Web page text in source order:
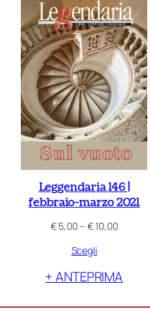
Leggendaria 146 |
febbraio-marzo 2021
€5,00– €10,00Fascia
€ 5,00
€ 10,00
Scegli
+ ANTEPRIMA